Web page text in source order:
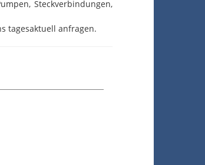
Steckverbindungen,
tagesaktuell anfragen.